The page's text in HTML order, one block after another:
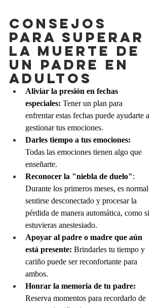
CONSEJOS
PARA SUPERAR
LA MUERTE DE
UN PADRE EN
ADULTOS
Aliviar la presión en fechas
especiales: Tener un plan para
enfrentar estas fechas puede ayudarte a
gestionar tus emociones.
Darles tiempo a tus emociones:
Todas las emociones tienen algo que
enseñarte.
Reconocer la "niebla de duelo":
Durante los primeros meses, es normal
sentirse desconectado y procesar la
pérdida de manera automática, como si
estuvieras anestesiado.
Apoyar al padre o madre que aún
está presente: Brindarles tu tiempo y
cariño puede ser reconfortante para
ambos.
Honrar la memoria de tu padre:
Reserva momentos para recordarlo de